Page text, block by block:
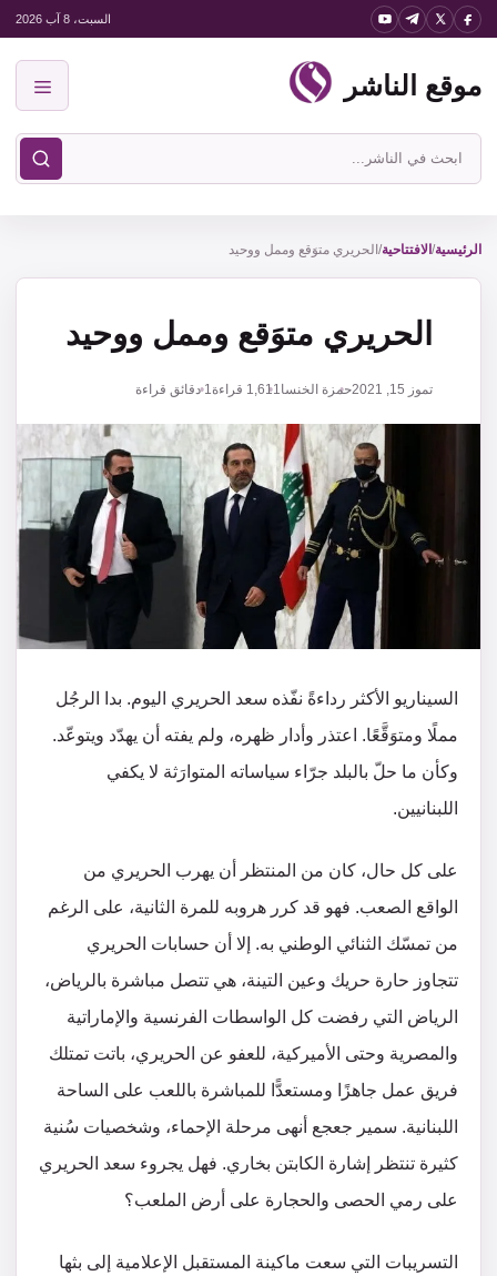
انتقل
المحتوى
السبت، 8 آب 2026
موقع الناشر
ابحث
في
الناشر
الرئيسية/ الافتتاحية/ الحريري متوَقع وممل ووحيد
الحريري متوَقع وممل ووحيد
تموز 15, 2021 حمزة الخنسا1,611 قراءة1 دقائق قراءة
السيناريو الأكثر رداءةً نفّذه سعد الحريري اليوم. بدا الرجُل
مملًا ومتوَقَّعًا. اعتذر وأدار ظهره، ولم يفته أن يهدّد ويتوعّد.
وكأن ما حلّ بالبلد جرّاء سياساته المتوارَثة لا يكفي
اللبنانيين.
على كل حال، كان من المنتظر أن يهرب الحريري من
الواقع الصعب. فهو قد كرر هروبه للمرة الثانية، على الرغم
من تمسّك الثنائي الوطني به. إلا أن حسابات الحريري
تتجاوز حارة حريك وعين التينة، هي تتصل مباشرة بالرياض،
الرياض التي رفضت كل الواسطات الفرنسية والإماراتية
والمصرية وحتى الأميركية، للعفو عن الحريري، باتت تمتلك
فريق عمل جاهزًا ومستعدًّا للمباشرة باللعب على الساحة
اللبنانية. سمير جعجع أنهى مرحلة الإحماء، وشخصيات سُنية
كثيرة تنتظر إشارة الكابتن بخاري. فهل يجروء سعد الحريري
على رمي الحصى والحجارة على أرض الملعب؟
التسريبات التي سعت ماكينة المستقبل الإعلامية إلى بثها